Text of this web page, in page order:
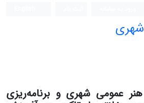
عمومی شهری و برنامه‌ریزی